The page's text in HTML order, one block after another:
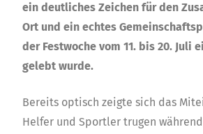
ein deutliches Zeichen für den
Ort und ein echtes
der Festwoche vom 11. bis 20. Juli
gelebt wurde.
Bereits optisch zeigte sich das
Helfer und Sportler trugen